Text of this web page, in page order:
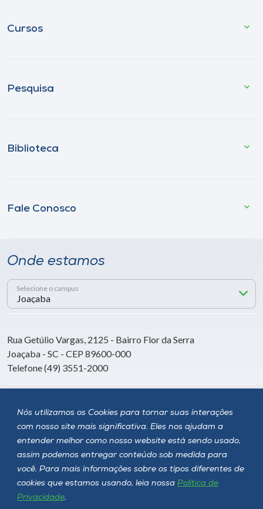
Nós utilizamos os Cookies para tornar suas interações
com nosso site mais significativa. Eles nos ajudam a
entender melhor como nosso website está sendo usado,
assim podemos entregar conteúdo sob medida para
você. Para mais informações sobre os tipos diferentes de
cookies que estamos usando, leia nossa Política de
Privacidade.
Cursos
Pesquisa
Biblioteca
Fale Conosco
Onde estamos
Selecione o campus
Rua Getúlio Vargas, 2125 - Bairro Flor da Serra
Joaçaba - SC - CEP 89600-000
Telefone (49) 3551-2000
Siga a Unoesc